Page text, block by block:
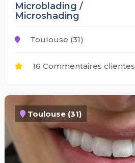
Microblading /
Microshading
Toulouse (31)
16 Commentaires clientes
Toulouse (31)